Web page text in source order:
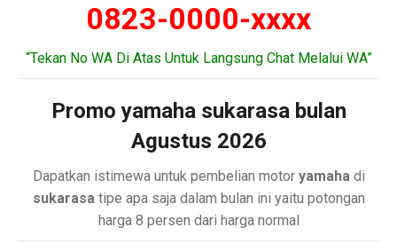
0823-0000-xxxx
“Tekan No WA Di Atas Untuk Langsung Chat Melalui WA”
Promo yamaha sukarasa bulan
Agustus 2026
Dapatkan istimewa untuk pembelian motor yamahadi
sukarasatipe apa saja dalam bulan ini yaitu potongan
harga 8 persen dari harga normal